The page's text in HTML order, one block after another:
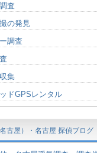
査
の発見
調査
集
ドGPSレンタル
古屋）・名古屋 探偵ブログ